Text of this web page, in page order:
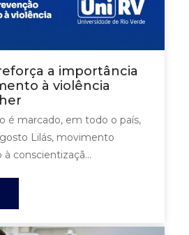
a importância
à violência
é marcado, em todo o país,
Lilás, movimento
conscientizaçã...